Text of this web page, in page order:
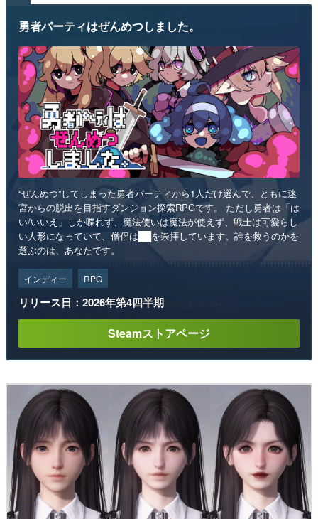
勇者パーティはぜんめつしました。
“ぜんめつ”してしまった勇者パーティから1人だけ選んで、ともに迷
宮からの脱出を目指すダンジョン探索RPGです。 ただし勇者は「は
い/いいえ」しか喋れず、魔法使いは魔法が使えず、戦士は可愛らし
い人形になっていて、僧侶は██を崇拝しています。誰を救うのかを
選ぶのは、あなたです。
インディー RPG
リリース日：2026年第4四半期
Steamストアページ